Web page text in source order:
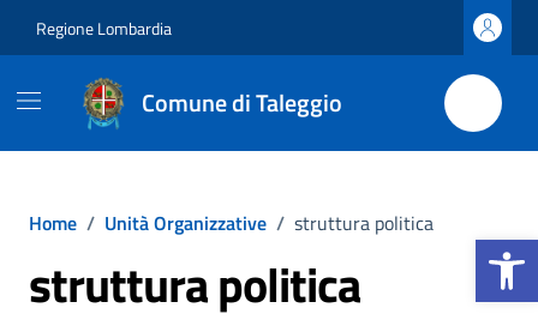
Apri la
Regione Lombardia
Comune di Taleggio
Home / Unità Organizzative / struttura politica
struttura politica